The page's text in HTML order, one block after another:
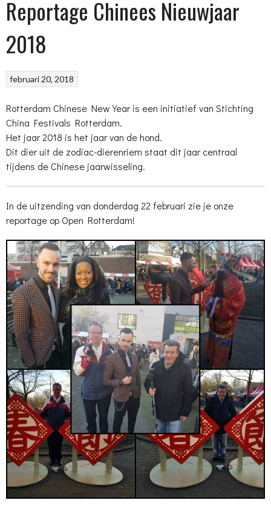
Reportage Chinees Nieuwjaar
2018
februari 20, 2018
Rotterdam Chinese New Year is een initiatief van Stichting
China Festivals Rotterdam.
Het jaar 2018 is het jaar van de hond.
Dit dier uit de zodiac-dierenriem staat dit jaar centraal
tijdens de Chinese jaarwisseling.
In de uitzending van donderdag 22 februari zie je onze
reportage op Open Rotterdam!